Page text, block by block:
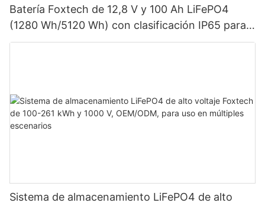
Batería Foxtech de 12,8 V y 100 Ah LiFePO4
(1280 Wh/5120 Wh) con clasificación IP65 para
almacenamiento de energía en sistemas solares
Sistema de almacenamiento LiFePO4 de alto